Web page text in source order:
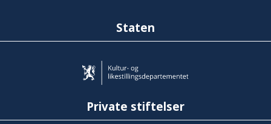
Staten
Private stiftelser